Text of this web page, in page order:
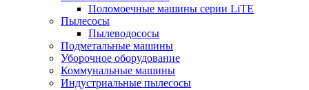
Поломоечные машины серии LiTE
Пылесосы
Пылеводососы
Подметальные машины
Уборочное оборудование
Коммунальные машины
Индустриальные пылесосы